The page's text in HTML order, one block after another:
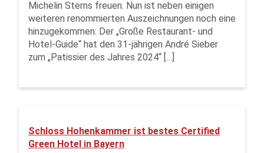
Michelin Sterns freuen. Nun ist neben einigen
weiteren renommierten Auszeichnungen noch eine
hinzugekommen: Der „Große Restaurant- und
Hotel-Guide“ hat den 31-jährigen André Sieber
zum „Patissier des Jahres 2024“ […]
Schloss Hohenkammer ist bestes Certified
Green Hotel in Bayern